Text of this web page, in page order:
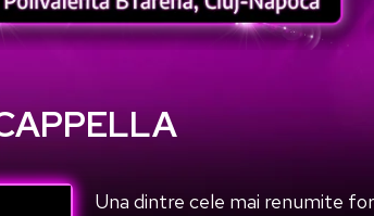
Una dintre cele mai renumite